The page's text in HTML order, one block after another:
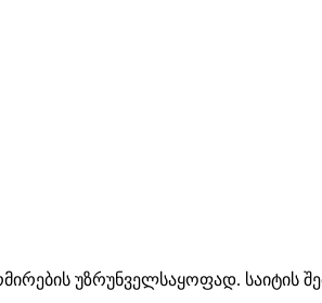
უზრუნველსაყოფად. საიტის